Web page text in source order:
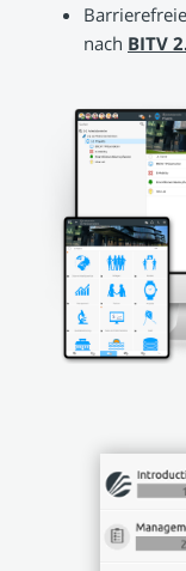
nach BITV